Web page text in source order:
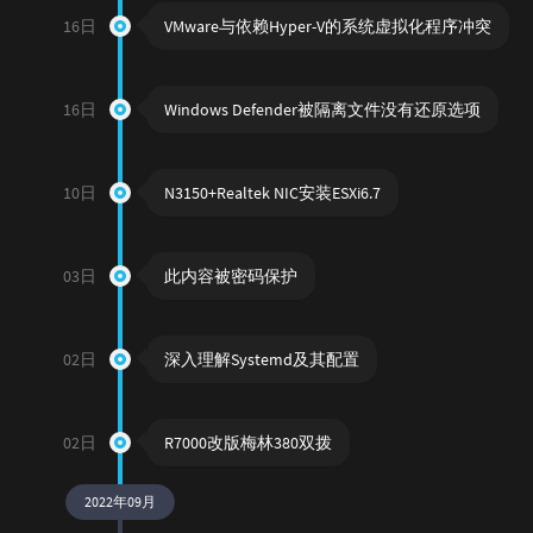
16日 VMware与依赖Hyper-V的系统虚拟化程序冲突
16日 Windows Defender被隔离文件没有还原选项
10日 N3150+Realtek NIC安装ESXi6.7
03日 此内容被密码保护
02日 深入理解Systemd及其配置
02日 R7000改版梅林380双拨
2022年09月